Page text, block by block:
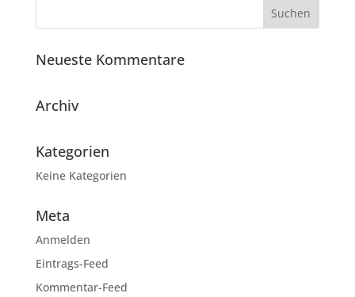
Neueste Kommentare
Archiv
Kategorien
Keine Kategorien
Meta
Anmelden
Eintrags-Feed
Kommentar-Feed